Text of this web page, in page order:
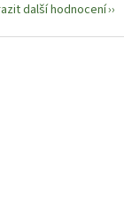
další hodnocení